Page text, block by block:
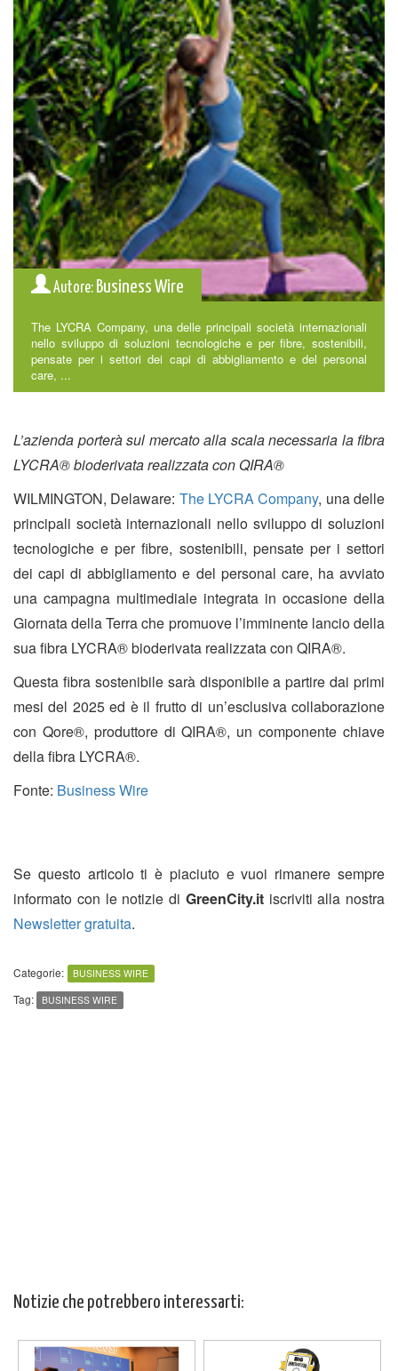
Autore: Business Wire
The LYCRA Company, una delle principali società internazionali
nello sviluppo di soluzioni tecnologiche e per fibre, sostenibili,
pensate per i settori dei capi di abbigliamento e del personal
care, ...
L’azienda porterà sul mercato alla scala necessaria la fibra
LYCRA® bioderivata realizzata con QIRA®
WILMINGTON, Delaware: The LYCRA Company, una delle
principali società internazionali nello sviluppo di soluzioni
tecnologiche e per fibre, sostenibili, pensate per i settori
dei capi di abbigliamento e del personal care, ha avviato
una campagna multimediale integrata in occasione della
Giornata della Terra che promuove l’imminente lancio della
sua fibra LYCRA® bioderivata realizzata con QIRA®.
Questa fibra sostenibile sarà disponibile a partire dai primi
mesi del 2025 ed è il frutto di un’esclusiva collaborazione
con Qore®, produttore di QIRA®, un componente chiave
della fibra LYCRA®.
Fonte: Business Wire
Se questo articolo ti è piaciuto e vuoi rimanere sempre
informato con le notizie di GreenCity.itiscriviti alla nostra
Newsletter gratuita.
Categorie: BUSINESS WIRE
Tag: BUSINESS WIRE
Notizie che potrebbero interessarti: